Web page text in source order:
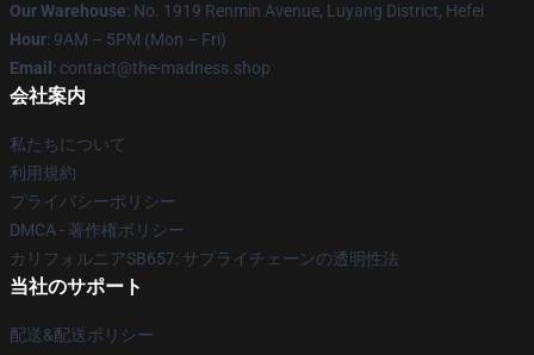
Our Warehouse: No. 1919 Renmin Avenue, Luyang District, Hefei
Hour: 9AM – 5PM (Mon – Fri)
Email : contact@the-madness.shop
会社案内
私たちについて
利用規約
プライバシーポリシー
DMCA - 著作権ポリシー
カリフォルニアSB657: サプライチェーンの透明性法
当社のサポート
配送&配送ポリシー